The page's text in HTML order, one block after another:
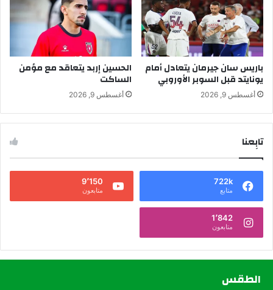
باريس سان جيرمان يتعادل أمام
يونايتد قبل السوبر الأوروبي
أغسطس 9, 2026
الحسين إربد يتعاقد مع مؤمن
الساكت
أغسطس 9, 2026
تابِعنا
722k
متابع
9٬150
متابعون
1٬842
متابعون
الطقس